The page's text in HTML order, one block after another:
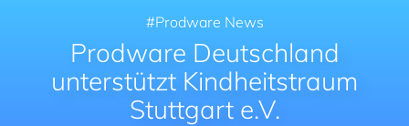
Prodware News
Prodware Deutschland
unterstützt Kindheitstraum
Stuttgart e.V.